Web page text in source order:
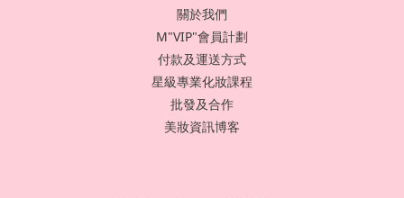
關於我們
M"VIP"會員計劃
付款及運送方式
星級專業化妝課程
批發及合作
美妝資訊博客